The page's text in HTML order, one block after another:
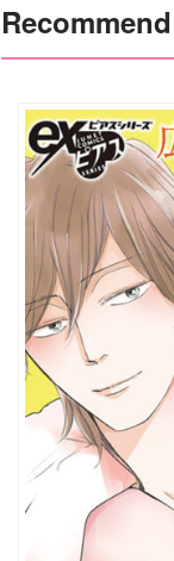
Recommend